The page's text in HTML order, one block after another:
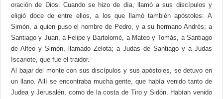
oración de Dios. Cuando se hizo de día, llamó a sus discípulos y
eligió doce de entre ellos, a los que llamó también apóstoles: A
Simón, a quien puso el nombre de Pedro, y a su hermano Andrés; a
Santiago y Juan, a Felipe y Bartolomé, a Mateo y Tomás, a Santiago
de Alfeo y Simón, llamado Zelota; a Judas de Santiago y a Judas
Iscariote, que fue el traidor.
Al bajar del monte con sus discípulos y sus apóstoles, se detuvo en
un llano. Allí se encontraba mucha gente, que había venido tanto de
Judea y Jerusalén, como de la costa de Tiro y Sidón. Habían venido